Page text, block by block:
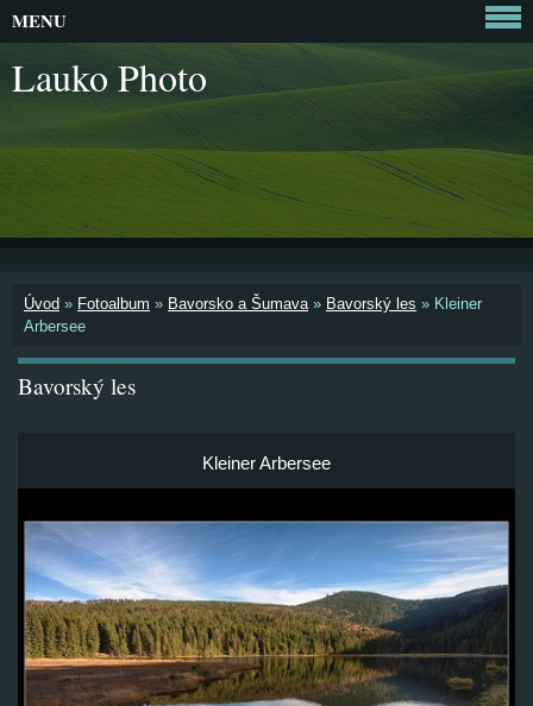
Lauko Photo
Úvod » Fotoalbum » Bavorsko a Šumava» Bavorský les » Kleiner
Arbersee
Bavorský les
Kleiner Arbersee
MENU